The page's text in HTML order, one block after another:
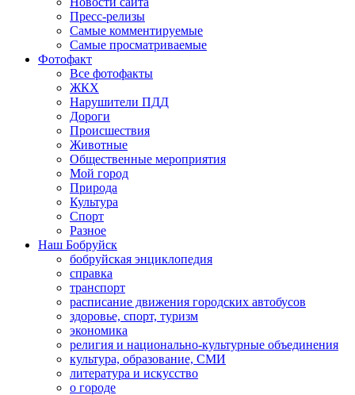
Пресс-релизы
Самые комментируемые
Самые просматриваемые
Фотофакт
Все фотофакты
ЖКХ
Нарушители ПДД
Дороги
Происшествия
Животные
Общественные мероприятия
Мой город
Природа
Культура
Спорт
Разное
Наш Бобруйск
бобруйская энциклопедия
справка
транспорт
расписание движения городских автобусов
здоровье, спорт, туризм
экономика
религия и национально-культурные объединения
культура, образование, СМИ
литература и искусство
о городе